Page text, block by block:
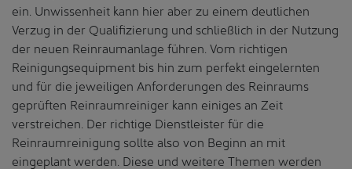
ein. Unwissenheit kann hier aber zu einem deutlichen
Verzug in der Qualifizierung und schließlich in der Nutzung
der neuen Reinraumanlage führen. Vom richtigen
Reinigungsequipment bis hin zum perfekt eingelernten
und für die jeweiligen Anforderungen des Reinraums
geprüften Reinraumreiniger kann einiges an Zeit
verstreichen. Der richtige Dienstleister für die
Reinraumreinigung sollte also von Beginn an mit
eingeplant werden. Diese und weitere Themen werden